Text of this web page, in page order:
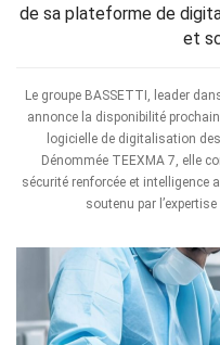
de sa plateforme de
et
Le groupe BASSETTI, leader
annonce la disponibilité
logicielle de digitalisation
Dénommée TEEXMA 7, elle
sécurité renforcée et intelligence
soutenu par